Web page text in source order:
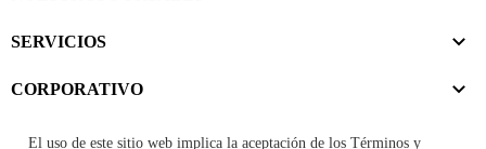
SERVICIOS
CORPORATIVO
El uso de este sitio web implica la aceptación de los Términos y